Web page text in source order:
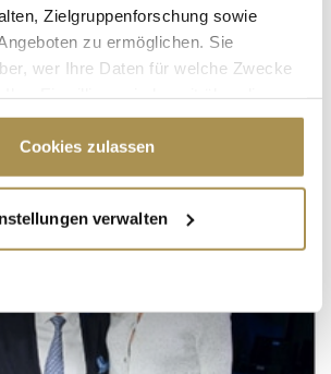
Zielgruppenforschung sowie
zu ermöglichen. Sie
wer Ihre Daten für welche Zwecke
oder durch Klicken auf das Privacy
oder widerrufen
über Ihre geografische Lage
bis auf einige Meter genau sein
(Fingerprinting) identifizieren
darüber, wie Ihre persönlichen Daten
Cookies zulassen
verwalten